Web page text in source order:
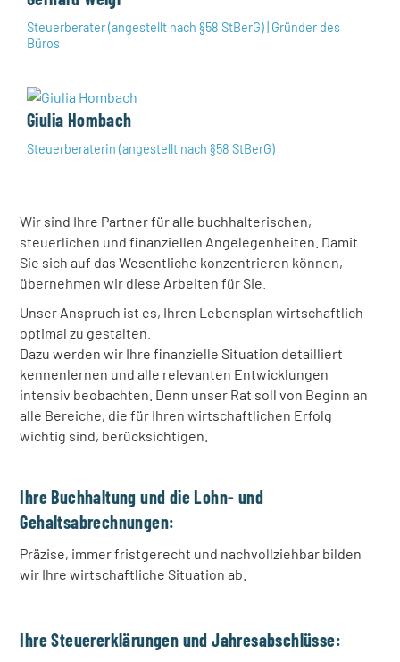
Steuerberater (angestellt nach §58 StBerG) | Gründer des
Büros
Giulia Hombach
Steuerberaterin (angestellt nach §58 StBerG)
Wir sind Ihre Partner für alle buchhalterischen,
steuerlichen und finanziellen Angelegenheiten. Damit
Sie sich auf das Wesentliche konzentrieren können,
übernehmen wir diese Arbeiten für Sie.
Unser Anspruch ist es, Ihren Lebensplan wirtschaftlich
optimal zu gestalten.
Dazu werden wir Ihre finanzielle Situation detailliert
kennenlernen und alle relevanten Entwicklungen
intensiv beobachten. Denn unser Rat soll von Beginn an
alle Bereiche, die für Ihren wirtschaftlichen Erfolg
wichtig sind, berücksichtigen.
Ihre Buchhaltung und die Lohn- und
Gehaltsabrechnungen:
Präzise, immer fristgerecht und nachvollziehbar bilden
wir Ihre wirtschaftliche Situation ab.
Ihre Steuererklärungen und Jahresabschlüsse: